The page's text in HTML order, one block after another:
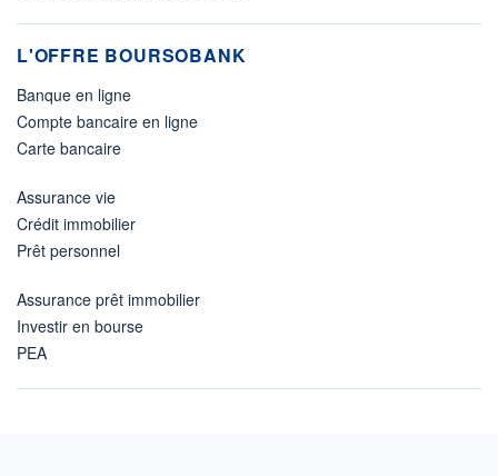
L'OFFRE BOURSOBANK
Banque en ligne
Compte bancaire en ligne
Carte bancaire
Assurance vie
Crédit immobilier
Prêt personnel
Assurance prêt immobilier
Investir en bourse
PEA